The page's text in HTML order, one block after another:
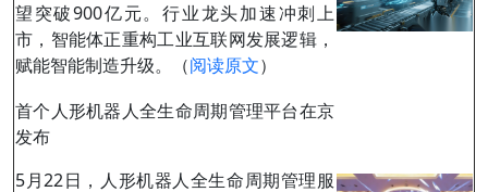
望突破900亿元。行业龙头加速冲刺上
市，智能体正重构工业互联网发展逻辑，
赋能智能制造升级。（阅读原文）
首个人形机器人全生命周期管理平台在京
发布
5月22日，人形机器人全生命周期管理服